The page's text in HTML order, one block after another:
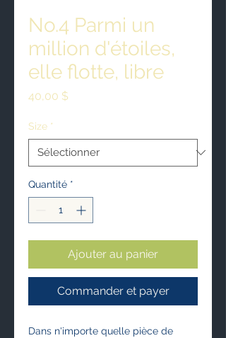
No.4 Parmi un
million d'étoiles,
elle flotte, libre
40,00 $
Size *
Quantité *
Ajouter au panier
Commander et payer
Dans n'importe quelle pièce de